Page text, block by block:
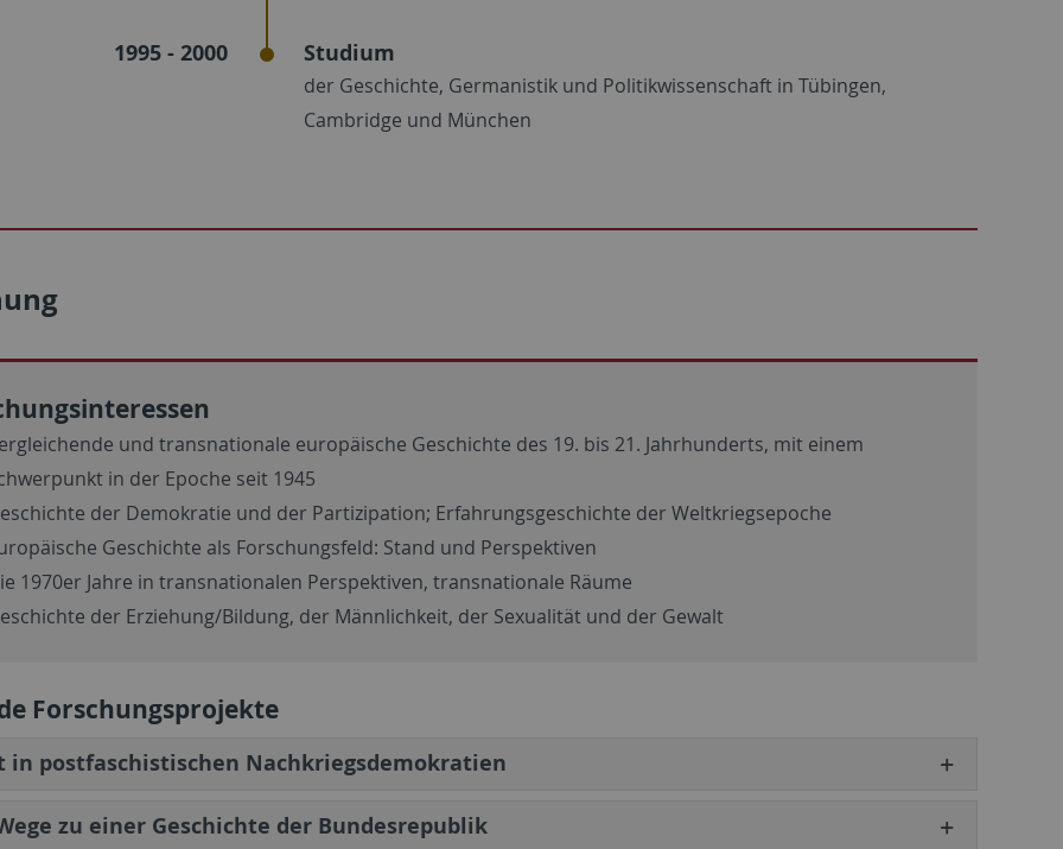
1995 - 2000 Studium
der Geschichte, Germanistik und Politikwissenschaft in Tübingen,
Cambridge und München
und transnationale europäische Geschichte des 19. bis 21. Jahrhunderts, mit einem
in der Epoche seit 1945
der Demokratie und der Partizipation; Erfahrungsgeschichte der Weltkriegsepoche
Geschichte als Forschungsfeld: Stand und Perspektiven
1970er Jahre in transnationalen Perspektiven, transnationale Räume
der Erziehung/Bildung, der Männlichkeit, der Sexualität und der Gewalt
Forschungsprojekte
in postfaschistischen Nachkriegsdemokratien
zu einer Geschichte der Bundesrepublik